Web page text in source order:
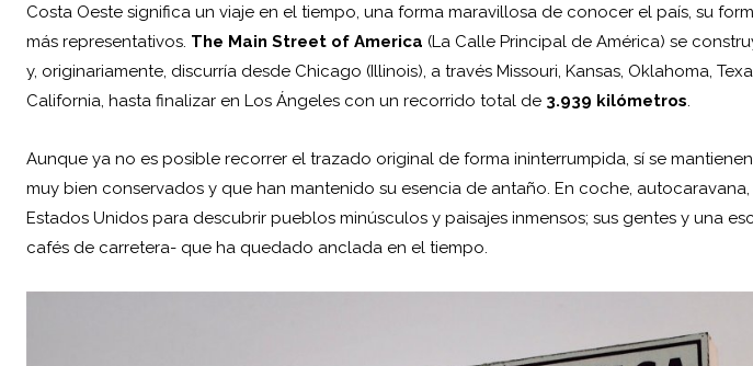
Costa Oeste significa un viaje en el tiempo, una forma maravillosa de conocer el país, su
más representativos. The Main Street of America (La Calle Principal de América) se
y, originariamente, discurría desde Chicago (Illinois), a través Missouri, Kansas, Oklahoma,
California, hasta finalizar en Los Ángeles con un recorrido total de 3.939 kilómetros.
Aunque ya no es posible recorrer el trazado original de forma ininterrumpida, sí se
muy bien conservados y que han mantenido su esencia de antaño. En coche,
Estados Unidos para descubrir pueblos minúsculos y paisajes inmensos; sus gentes y una
cafés de carretera- que ha quedado anclada en el tiempo.